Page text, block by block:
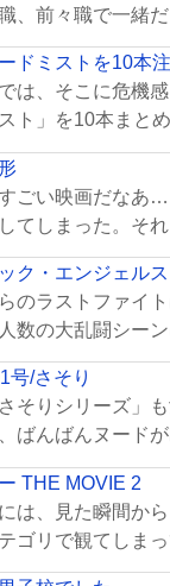
、前々職で一緒
ドミストを10本
は、そこに危機
ト」を10本まと
ごい映画だなあ
てしまった。それ
ク・エンジェルス
のラストファイ
数の大乱闘シー
号/さそり
そりシリーズ」
ばんばんヌード
THE MOVIE 2
は、見た瞬間か
ゴリで観てしま